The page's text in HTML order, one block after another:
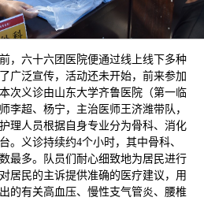
，六十六团医院便通过线上线下多种
广泛宣传，活动还未开始，前来参加
次义诊由山东大学齐鲁医院（第一临
李超、杨宁，主治医师王济潍带队，
理人员根据自身专业分为骨科、消化
。义诊持续约4个小时，其中骨科、
最多。队员们耐心细致地为居民进行
居民的主诉提供准确的医疗建议，用
的有关高血压、慢性支气管炎、腰椎